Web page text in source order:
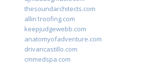
thesoundarchitects.com
allin1roofing.com
keepjudgewebb.com
anatomyofadventure.com
drivancastillo.com
cmmedspa.com